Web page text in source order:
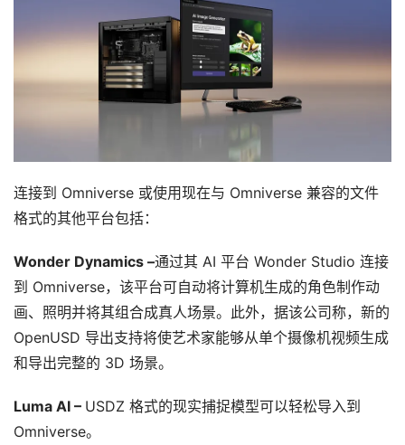
设
观
点
源
下
载
V
R
坛
社
登录 注册
连接到 Omniverse 或使用现在与 Omniverse 兼容的文件
格式的其他平台包括：
Wonder Dynamics –通过其 AI 平台 Wonder Studio 连接
到 Omniverse，该平台可自动将计算机生成的角色制作动
画、照明并将其组合成真人场景。此外，据该公司称，新的
OpenUSD 导出支持将使艺术家能够从单个摄像机视频生成
和导出完整的 3D 场景。
Luma AI – USDZ 格式的现实捕捉模型可以轻松导入到
Omniverse。